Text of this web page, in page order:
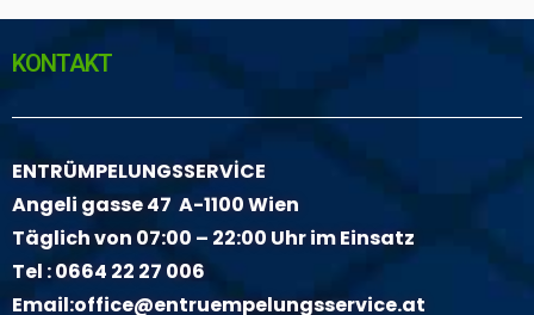
KONTAKT
ENTRÜMPELUNGSSERVİCE
Angeli gasse 47 A-1100 Wien
Täglich von 07:00 – 22:00 Uhr im Einsatz
Tel :0664 22 27 006
Email:office@entruempelungsservice.at